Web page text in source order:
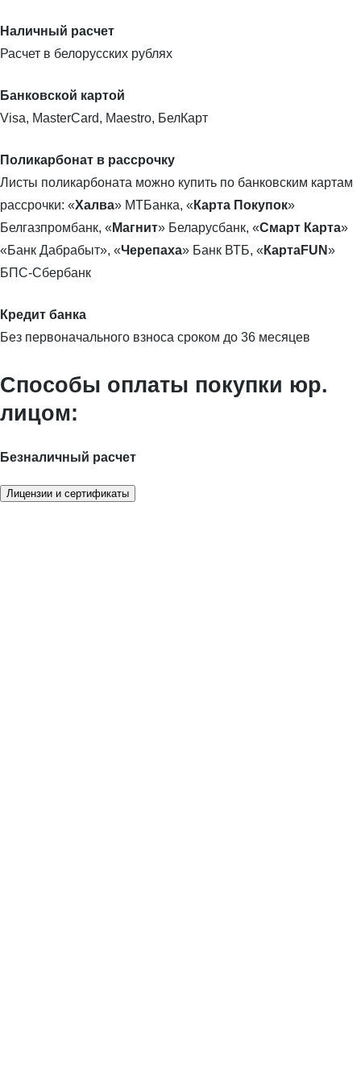
Наличный расчет
Расчет в белорусских рублях
Банковской картой
Visa, MasterCard, Maestro, БелКарт
Поликарбонат в рассрочку
Листы поликарбоната можно купить по банковским картам
рассрочки: «Халва» МТБанка, « Карта Покупок»
Белгазпромбанк, « Магнит» Беларусбанк, «Смарт Карта»
«Банк Дабрабыт», «Черепаха» Банк ВТБ, « КартаFUN»
БПС-Сбербанк
Кредит банка
Без первоначального взноса сроком до 36 месяцев
Способы оплаты покупки юр.
лицом:
Безналичный расчет
Лицензии и сертификаты